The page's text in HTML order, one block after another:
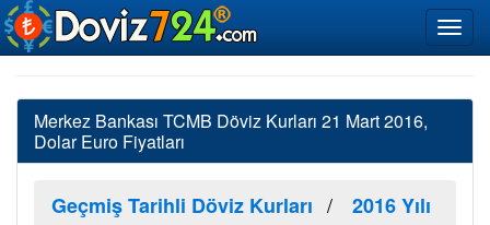
Merkez Bankası TCMB Döviz Kurları 21 Mart 2016,
Dolar Euro Fiyatları
Geçmiş Tarihli Döviz Kurları
2016 Yılı